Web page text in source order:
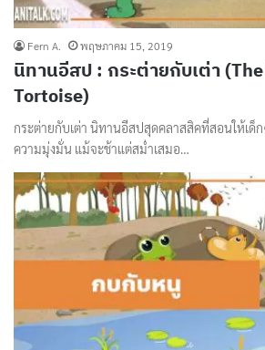
Fern A. พฤษภาคม 15, 2019
นิทานอีสป : กระต่ายกับเต่า
Tortoise)
กระต่ายกับเต่า นิทานอีสปสุดคลาสสิคที่สอนให้เด็
ความมุ่งมั่น แม้จะช้าแต่สม่ำเสมอ…